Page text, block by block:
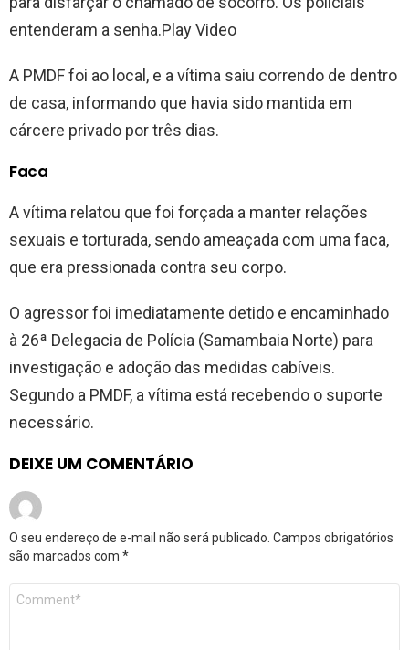
entenderam a senha.Play Video
A PMDF foi ao local, e a vítima saiu correndo de dentro
de casa, informando que havia sido mantida em
cárcere privado por três dias.
Faca
A vítima relatou que foi forçada a manter relações
sexuais e torturada, sendo ameaçada com uma faca,
que era pressionada contra seu corpo.
O agressor foi imediatamente detido e encaminhado
à 26ª Delegacia de Polícia (Samambaia Norte) para
investigação e adoção das medidas cabíveis.
Segundo a PMDF, a vítima está recebendo o suporte
necessário.
DEIXE UM COMENTÁRIO
O seu endereço de e-mail não será publicado. Campos obrigatórios
são marcados com *
Comentário